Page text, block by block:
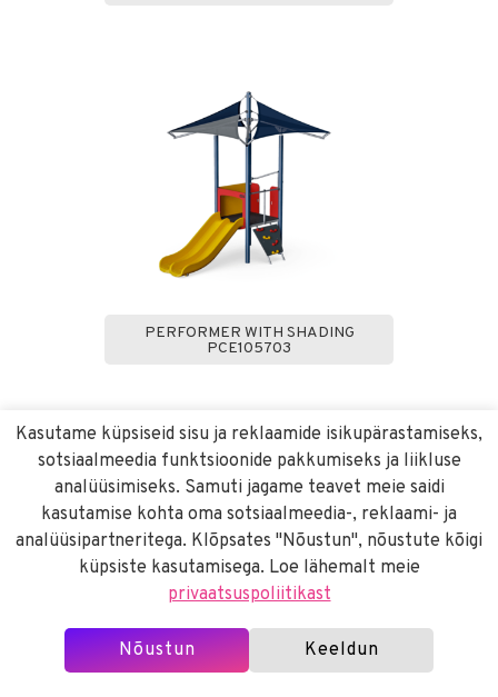
PERFORMER WITH SHADING
PCE105703
Kasutame küpsiseid sisu ja reklaamide isikupärastamiseks,
sotsiaalmeedia funktsioonide pakkumiseks ja liikluse
analüüsimiseks. Samuti jagame teavet meie saidi
kasutamise kohta oma sotsiaalmeedia-, reklaami- ja
analüüsipartneritega. Klõpsates "Nõustun", nõustute kõigi
küpsiste kasutamisega. Loe lähemalt meie
privaatsuspoliitikast
Nõustun Keeldun